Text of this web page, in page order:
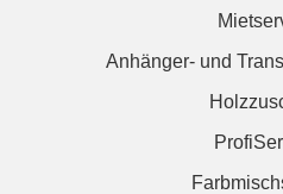
Anhänger- und